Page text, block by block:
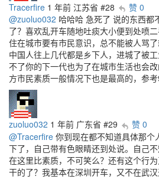
Tracerfire 1 年前 江苏省 #28
赞 0
@zuoluo032 哈哈哈 急死了 说的东西都
了？喜欢乱开车随地吐痰大小便到处喷二
住在城市要有市民意识，总不能被人骂
中国人往上几代都是乡下人，进城了被
不了你的下一代也为了在城市生活也会
方市民素质一般情况下也是最高的，参考
zuoluo032 1 年前 广东省 #29
赞 0
@Tracerfire 你到现在都不知道具体那
下了，自己带有色眼睛还到处说。自己
在这里比素质，不可笑么？还有这个行
干的了？我基本在深圳开车，又不在武汉